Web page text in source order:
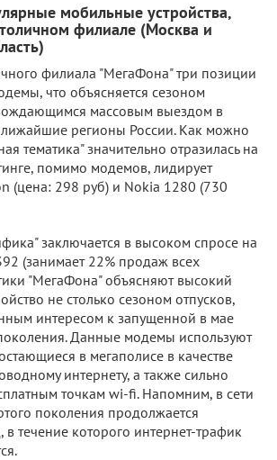
мобильные устройства,
филиале (Москва и
филиала "МегаФона" три позиции
что объясняется сезоном
массовым выездом в
регионы России. Как можно
тематика" значительно отразилась на
помимо модемов, лидирует
(цена: 298 руб) и Nokia 1280 (730
заключается в высоком спросе на
(занимает 22% продаж всех
"МегаФона" объясняют высокий
не столько сезоном отпусков,
интересом к запущенной в мае
Данные модемы используют
в мегаполисе в качестве
интернету, а также сильно
точкам wi-fi. Напомним, в сети
поколения продолжается
в течение которого интернет-трафик